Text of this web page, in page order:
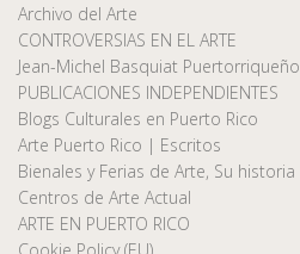
Archivo del Arte
CONTROVERSIAS EN EL ARTE
Jean-Michel Basquiat Puertorriqueño
PUBLICACIONES INDEPENDIENTES
Blogs Culturales en Puerto Rico
Arte Puerto Rico | Escritos
Bienales y Ferias de Arte, Su historia
Centros de Arte Actual
ARTE EN PUERTO RICO